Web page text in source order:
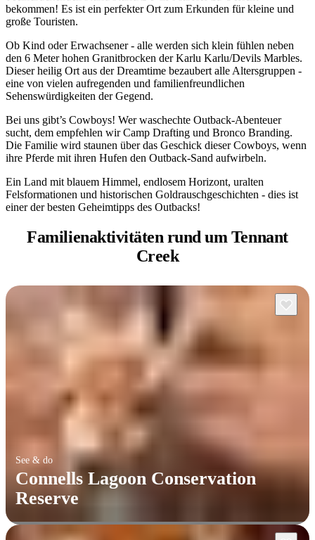
Sign
up
bekommen! Es ist ein perfekter Ort zum Erkunden für kleine und
große Touristen.
Ob Kind oder Erwachsener - alle werden sich klein fühlen neben
den 6 Meter hohen Granitbrocken der Karlu Karlu/Devils Marbles.
Dieser heilig Ort aus der Dreamtime bezaubert alle Altersgruppen -
eine von vielen aufregenden und familienfreundlichen
Sehenswürdigkeiten der Gegend.
Bei uns gibt’s Cowboys! Wer waschechte Outback-Abenteuer
sucht, dem empfehlen wir Camp Drafting und Bronco Branding.
Die Familie wird staunen über das Geschick dieser Cowboys, wenn
ihre Pferde mit ihren Hufen den Outback-Sand aufwirbeln.
Ein Land mit blauem Himmel, endlosem Horizont, uralten
Felsformationen und historischen Goldrauschgeschichten - dies ist
einer der besten Geheimtipps des Outbacks!
Familienaktivitäten rundum Tennant
Creek
See & do
Connells Lagoon Conservation
Reserve